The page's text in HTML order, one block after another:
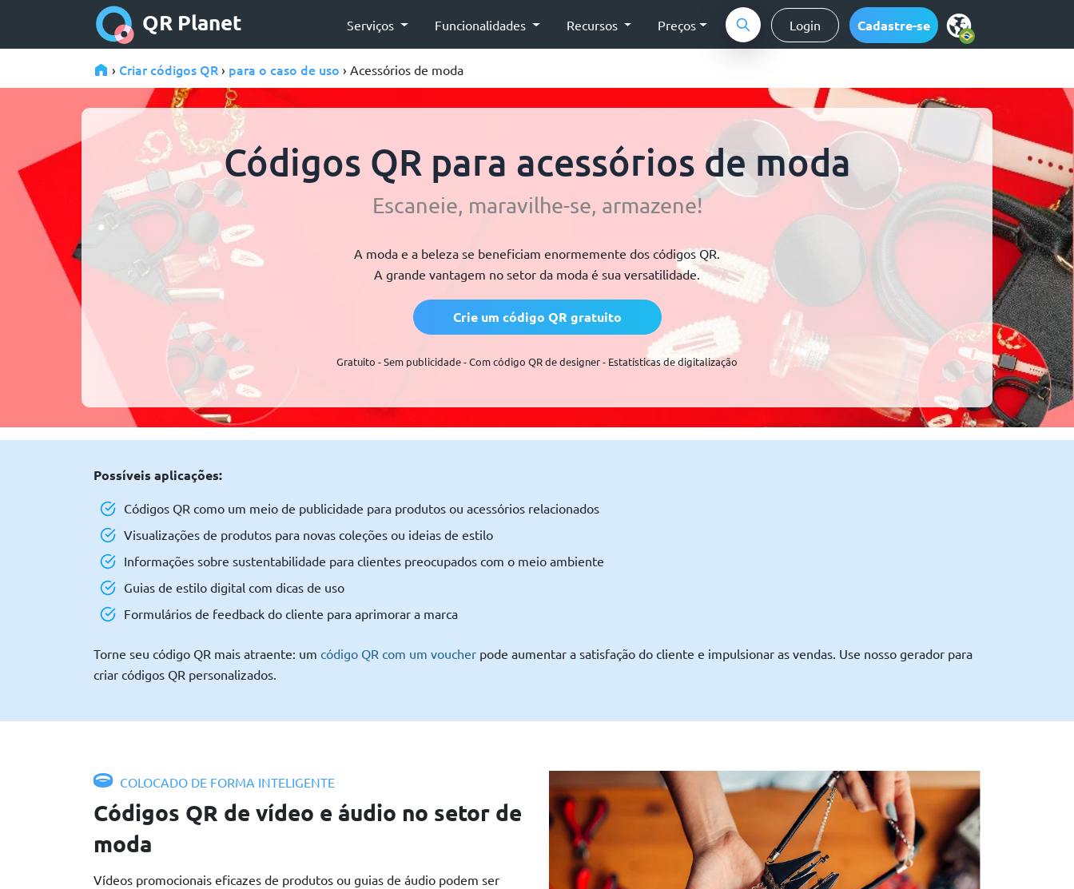
QR Planet Serviços Funcionalidades Recursos Preços Login Cadastre-se
› Criar códigos QR › para o caso de uso › Acessórios de moda
Códigos QR para acessórios de moda
Escaneie, maravilhe-se, armazene!
A moda e a beleza se beneficiam enormemente dos códigos QR.
A grande vantagem no setor da moda é sua versatilidade.
Crie um código QR gratuito
Gratuito - Sem publicidade - Com código QR de designer - Estatísticas de digitalização
Possíveis aplicações:
Códigos QR como um meio de publicidade para produtos ou acessórios relacionados
Visualizações de produtos para novas coleções ou ideias de estilo
Informações sobre sustentabilidade para clientes preocupados com o meio ambiente
Guias de estilo digital com dicas de uso
Formulários de feedback do cliente para aprimorar a marca
Torne seu código QR mais atraente: um código QR com um voucher pode aumentar a satisfação do cliente e impulsionar as vendas. Use nosso gerador para
criar códigos QR personalizados.
COLOCADO DE FORMA INTELIGENTE
Códigos QR de vídeo e áudio no setor de
moda
Vídeos promocionais eficazes de produtos ou guias de áudio podem ser